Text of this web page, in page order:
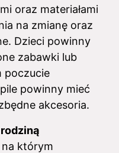
oraz materiałami
na zmianę oraz
Dzieci powinny
zabawki lub
poczucie
powinny mieć
akcesoria.
rodziną
którym